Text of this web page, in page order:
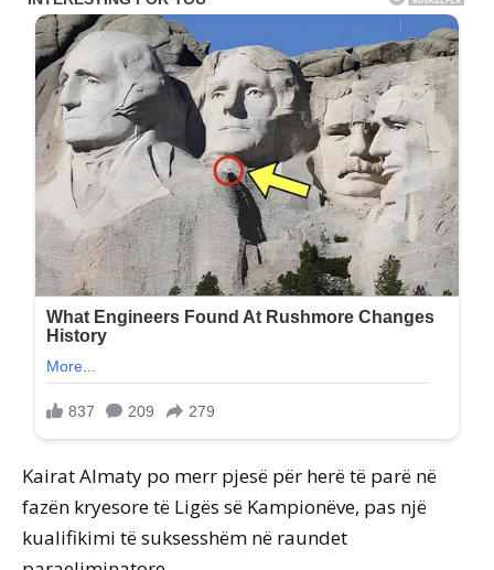
Kairat Almaty po merr pjesë për herë të parë në
fazën kryesore të Ligës së Kampionëve, pas një
kualifikimi të suksesshëm në raundet